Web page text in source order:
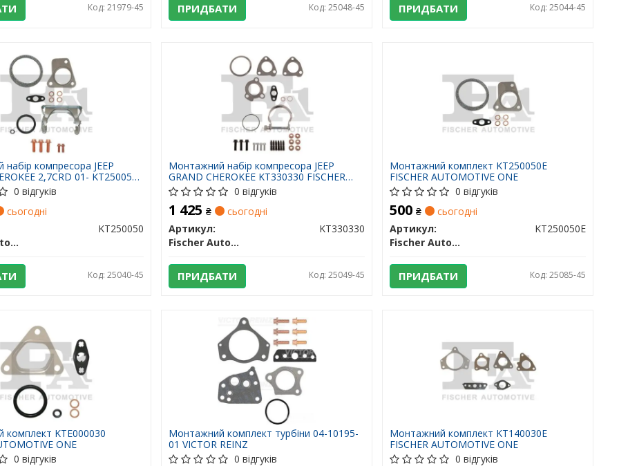
Код: 21979-45 ПРИДБАТИ Код: 25048-45 ПРИДБАТИ Код: 25044-45
компресора JEEP
2,7CRD 01- KT250050
ONE
0 відгуків
сьогодні
KT250050
Fischer Automotive One (FA1)
Код: 25040-45
Монтажний набір компресора JEEP
GRAND CHEROKEE KT330330 FISCHER
AUTOMOTIVE ONE0 відгуків
1 425₴
сьогодні
Артикул:
KT330330
Fischer Automotive One (FA1)
ПРИДБАТИ Код: 25049-45
Монтажний комплект KT250050E
FISCHER AUTOMOTIVE ONE
0 відгуків
500₴
сьогодні
Артикул:
KT250050E
Fischer Automotive One (FA1)
ПРИДБАТИ Код: 25085-45
KTE000030
ONE
0 відгуків
Монтажний комплект турбіни 04-10195-
01 VICTOR REINZ
0 відгуків
Монтажний комплект KT140030E
FISCHER AUTOMOTIVE ONE
0 відгуків